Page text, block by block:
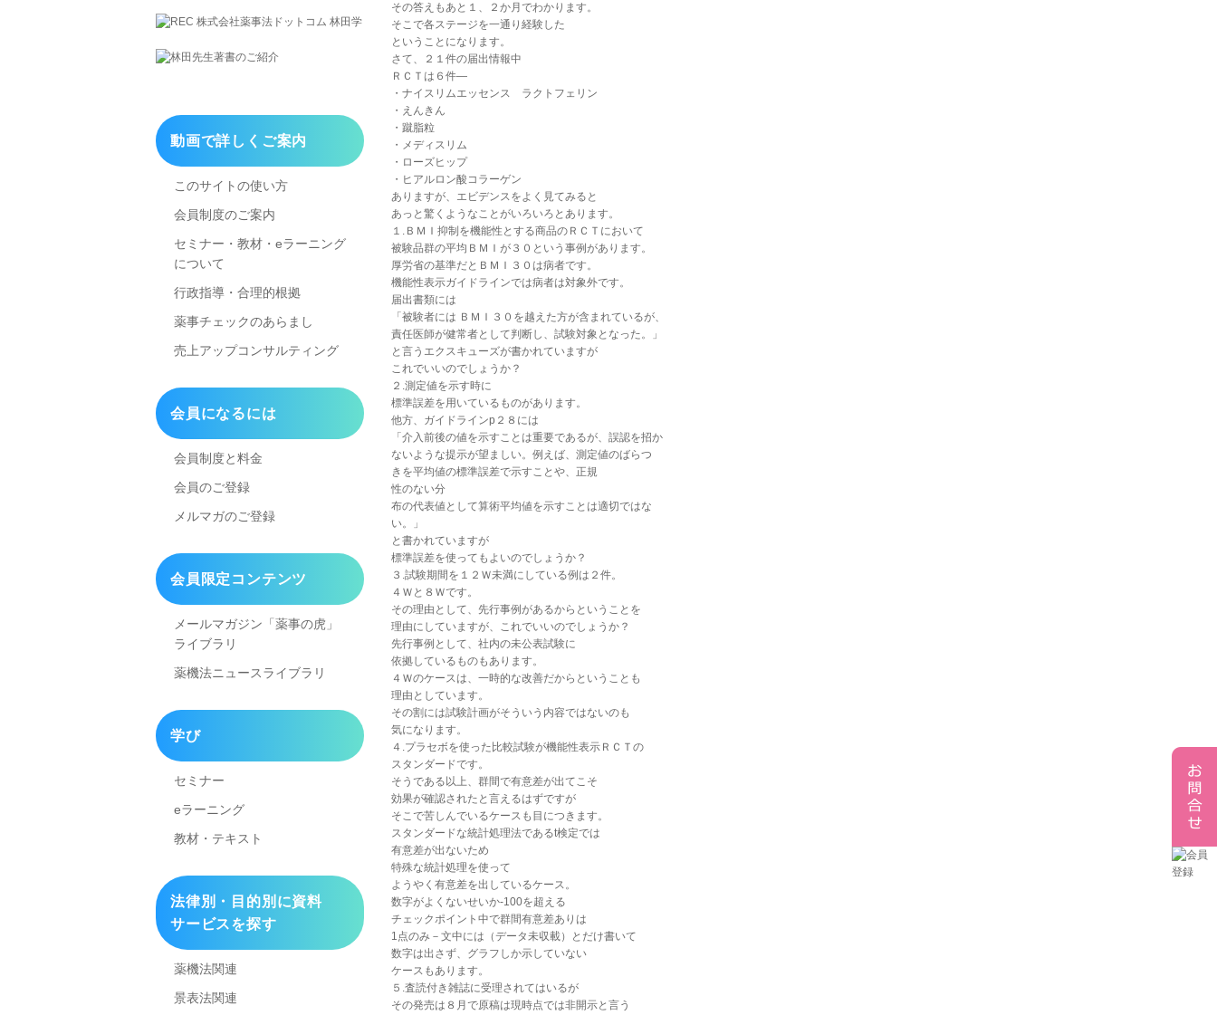
その答えもあと１、２か月でわかります。
そこで各ステージを一通り経験した
ということになります。
さて、２１件の届出情報中
ＲＣＴは６件―
・ナイスリムエッセンス ラクトフェリン
・えんきん
・蹴脂粒
・メディスリム
・ローズヒップ
・ヒアルロン酸コラーゲン
ありますが、エビデンスをよく見てみると
あっと驚くようなことがいろいろとあります。
１.ＢＭＩ抑制を機能性とする商品のＲＣＴにおいて
被験品群の平均ＢＭＩが３０という事例があります。
厚労省の基準だとＢＭＩ３０は病者です。
機能性表示ガイドラインでは病者は対象外です。
届出書類には
「被験者には ＢＭＩ３０を越えた方が含まれているが、
責任医師が健常者として判断し、試験対象となった。」
と言うエクスキューズが書かれていますが
これでいいのでしょうか？
２.測定値を示す時に
標準誤差を用いているものがあります。
他方、ガイドラインp２８には
「介入前後の値を示すことは重要であるが、誤認を招か
ないような提示が望ましい。例えば、測定値のばらつ
きを平均値の標準誤差で示すことや、正規
性のない分
布の代表値として算術平均値を示すことは適切ではな
い。」
と書かれていますが
標準誤差を使ってもよいのでしょうか？
３.試験期間を１２Ｗ未満にしている例は２件。
４Ｗと８Ｗです。
その理由として、先行事例があるからということを
理由にしていますが、これでいいのでしょうか？
先行事例として、社内の未公表試験に
依拠しているものもあります。
４Ｗのケースは、一時的な改善だからということも
理由としています。
その割には試験計画がそういう内容ではないのも
気になります。
４.プラセボを使った比較試験が機能性表示ＲＣＴの
スタンダードです。
そうである以上、群間で有意差が出てこそ
効果が確認されたと言えるはずですが
そこで苦しんでいるケースも目につきます。
スタンダードな統計処理法であるt検定では
有意差が出ないため
特殊な統計処理を使って
ようやく有意差を出しているケース。
数字がよくないせいか-100を超える
チェックポイント中で群間有意差ありは
1点のみ－文中には（データ未収載）とだけ書いて
数字は出さず、グラフしか示していない
ケースもあります。
５.査読付き雑誌に受理されてはいるが
その発売は８月で原稿は現時点では非開示と言う
動画で詳しくご案内
このサイトの使い方
会員制度のご案内
セミナー・教材・eラーニング
について
行政指導・合理的根拠
薬事チェックのあらまし
売上アップコンサルティング
会員になるには
会員制度と料金
会員のご登録
メルマガのご登録
会員限定コンテンツ
メールマガジン「薬事の虎」
ライブラリ
薬機法ニュースライブラリ
学び
セミナー
eラーニング
教材・テキスト
法律別・目的別に資料
サービスを探す
薬機法関連
景表法関連